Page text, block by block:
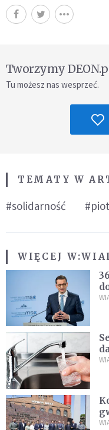
Tworzymy
Tu możesz nas wesprzeć.
TEMATY W
#solidarność
WIĘCEJ W: